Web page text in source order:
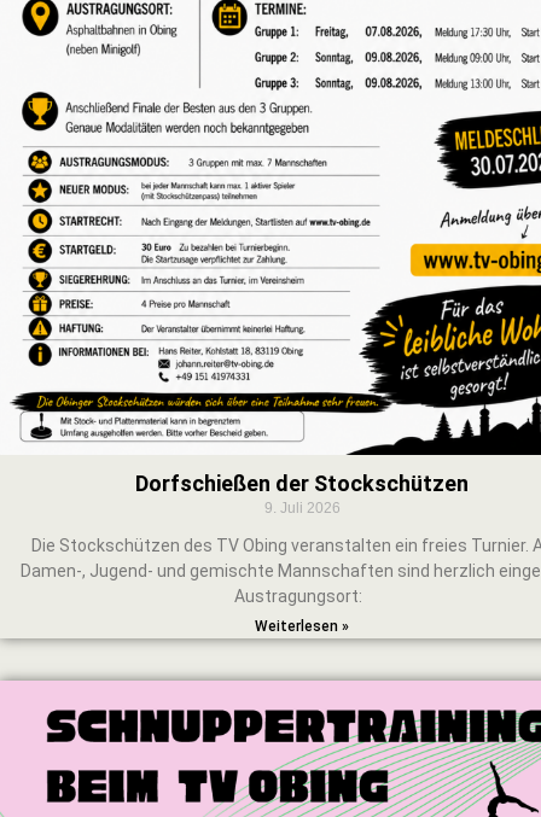
Dorfschießen der Stockschützen
9. Juli 2026
Die Stockschützen des TV Obing veranstalten ein freies Turnier.
Damen-, Jugend- und gemischte Mannschaften sind herzlich
Austragungsort:
Weiterlesen »